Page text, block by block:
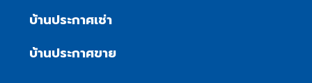
บ้านประกาศเช่า
บ้านประกาศขาย